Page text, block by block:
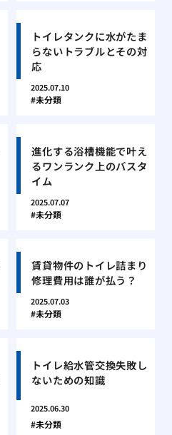
トイレタンクに水がたま
らないトラブルとその対
応
2025.07.10
未分類
進化する浴槽機能で叶え
るワンランク上のバスタ
イム
2025.07.07
未分類
賃貸物件のトイレ詰まり
修理費用は誰が払う？
2025.07.03
未分類
トイレ給水管交換失敗し
ないための知識
2025.06.30
未分類